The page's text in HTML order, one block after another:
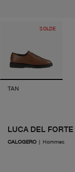
SOLDE
TAN
LUCA DEL FORTE
CALOGERO | Hommes